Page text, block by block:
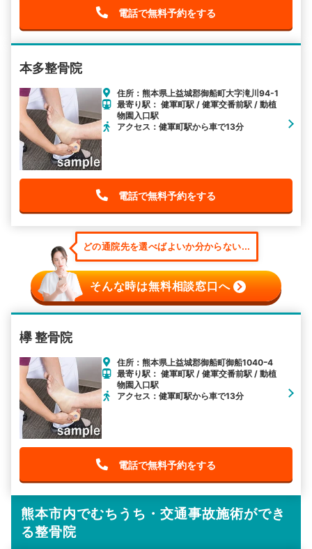
電話で無料予約をする
本多整骨院
住所：熊本県上益城郡御船町大字滝川94-1
最寄り駅： 健軍町駅 / 健軍交番前駅 / 動植
物園入口駅
アクセス：健軍町駅から車で13分
電話で無料予約をする
どの通院先を選べばよいか分からない...
そんな時は無料相談窓口へ
欅 整骨院
住所：熊本県上益城郡御船町御船1040ｰ4
最寄り駅： 健軍町駅 / 健軍交番前駅 / 動植
物園入口駅
アクセス：健軍町駅から車で13分
電話で無料予約をする
熊本市内でむちうち・交通事故施術ができ
る整骨院